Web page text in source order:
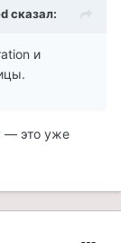
сказал:
и
— это уже